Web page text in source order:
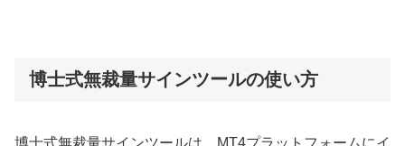
博士式無裁量サインツールの使い方